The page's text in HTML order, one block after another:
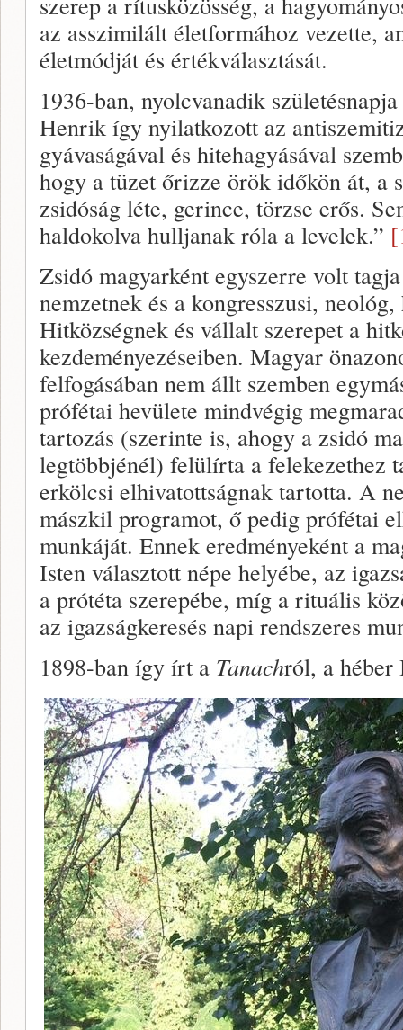
az asszimilált életformához vezette,
életmódját és értékválasztását.
1936-ban, nyolcvanadik
Henrik így nyilatkozott az
gyávaságával és hitehagyásával
hogy a tüzet őrizze örök időkön át,
zsidóság léte, gerince, törzse erős.
haldokolva hulljanak róla a levelek.”
Zsidó magyarként egyszerre volt
nemzetnek és a kongresszusi,
Hitközségnek és vállalt szerepet a
kezdeményezéseiben. Magyar
felfogásában nem állt szemben
prófétai hevülete mindvégig
tartozás (szerinte is, ahogy a zsidó
legtöbbjénél) felülírta a felekezethez
erkölcsi elhivatottságnak tartotta. A
mászkil programot, ő pedig prófétai
munkáját. Ennek eredményeként a
Isten választott népe helyébe, az
a prótéta szerepébe, míg a rituális
az igazságkeresés napi rendszeres
1898-ban így írt a Tanachról, a